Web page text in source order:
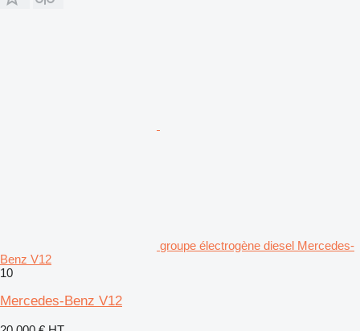
groupe électrogène diesel Mercedes-
Benz V12
10
Mercedes-Benz V12